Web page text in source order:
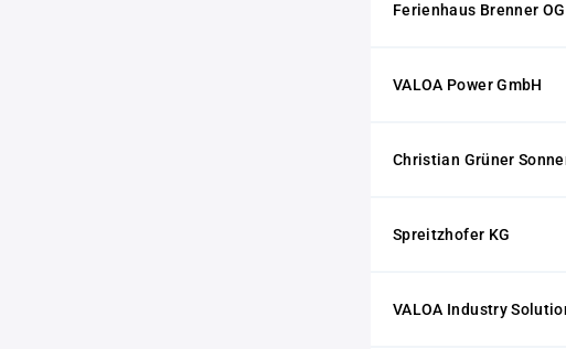
Ferienhaus Brenner OG
VALOA Power GmbH
Christian Grüner
Spreitzhofer KG
VALOA Industry